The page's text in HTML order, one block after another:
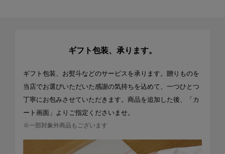
ギフト包装、承ります。
ギフト包装、お熨斗などのサービスを承ります。贈りものを
当店でお選びいただいた感謝の気持ちを込めて、一つひとつ
丁寧にお包みさせていただきます。商品を追加した後、「カ
ート画面」よりご指定くださいませ。
※一部対象外商品もございます